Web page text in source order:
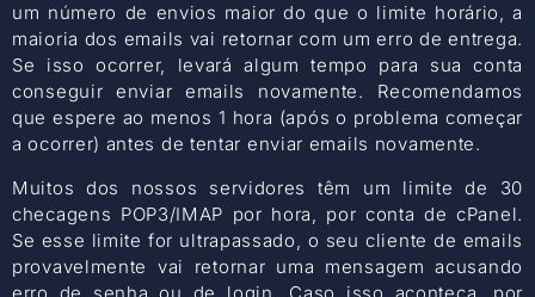
um número de envios maior do que o limite horário, a
maioria dos emails vai retornar com um erro de entrega.
Se isso ocorrer, levará algum tempo para sua conta
conseguir enviar emails novamente. Recomendamos
que espere ao menos 1 hora (após o problema começar
a ocorrer) antes de tentar enviar emails novamente.
Muitos dos nossos servidores têm um limite de 30
checagens POP3/IMAP por hora, por conta de cPanel.
Se esse limite for ultrapassado, o seu cliente de emails
provavelmente vai retornar uma mensagem acusando
erro de senha ou de login. Caso isso aconteça, por